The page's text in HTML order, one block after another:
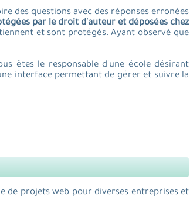
des questions avec des réponses erronées
par le droit d'auteur et déposées chez
et sont protégés. Ayant observé que
êtes le responsable d'une école désirant
interface permettant de gérer et suivre la
de projets web pour diverses entreprises et